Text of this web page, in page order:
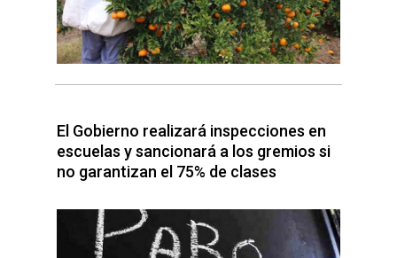
El Gobierno realizará inspecciones en
escuelas y sancionará a los gremios si
no garantizan el 75% de clases